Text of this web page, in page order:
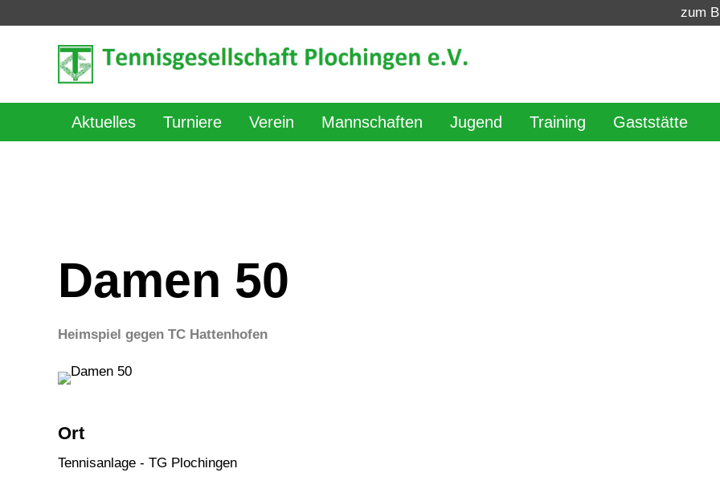
zum
Aktuelles Turniere Verein Mannschaften Jugend Training Gaststätte
Damen 50
Heimspiel gegen TC Hattenhofen
Ort
Tennisanlage - TG Plochingen